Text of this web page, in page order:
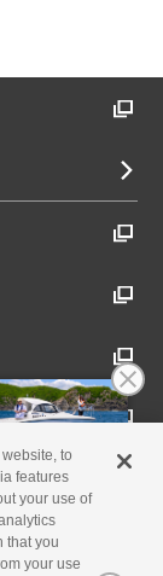
to
features
your use of
that you
your use